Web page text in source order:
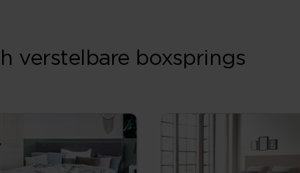
verstelbare boxsprings